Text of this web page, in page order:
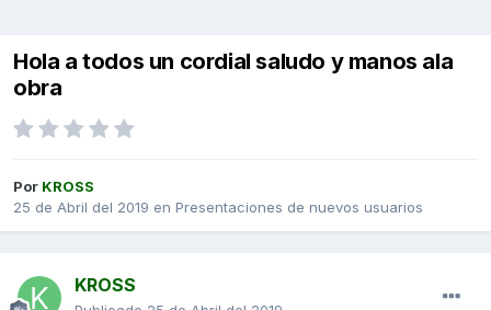
Hola a todos un cordial saludo y manos ala
obra
Por KROSS
25 de Abril del 2019 en Presentaciones de nuevos usuarios
KROSS